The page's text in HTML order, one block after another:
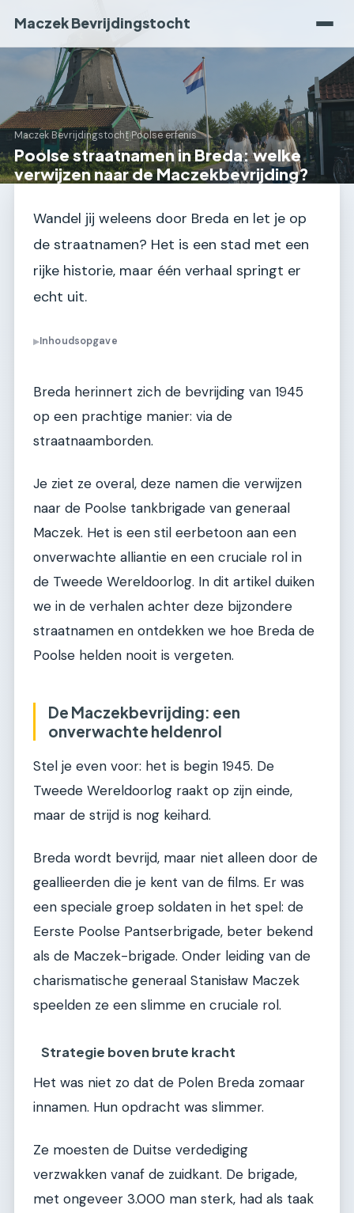
Maczek Bevrijdingstocht
Maczek Bevrijdingstocht›Poolse erfenis
Poolse straatnamen in Breda: welke
verwijzen naar de Maczekbevrijding?
Wandel jij weleens door Breda en let je op
de straatnamen? Het is een stad met een
rijke historie, maar één verhaal springt er
echt uit.
▶Inhoudsopgave
Breda herinnert zich de bevrijding van 1945
op een prachtige manier: via de
straatnaamborden.
Je ziet ze overal, deze namen die verwijzen
naar de Poolse tankbrigade van generaal
Maczek. Het is een stil eerbetoon aan een
onverwachte alliantie en een cruciale rol in
de Tweede Wereldoorlog. In dit artikel duiken
we in de verhalen achter deze bijzondere
straatnamen en ontdekken we hoe Breda de
Poolse helden nooit is vergeten.
De Maczekbevrijding: een
onverwachte heldenrol
Stel je even voor: het is begin 1945. De
Tweede Wereldoorlog raakt op zijn einde,
maar de strijd is nog keihard.
Breda wordt bevrijd, maar niet alleen door de
geallieerden die je kent van de films. Er was
een speciale groep soldaten in het spel: de
Eerste Poolse Pantserbrigade, beter bekend
als de Maczek-brigade. Onder leiding van de
charismatische generaal Stanisław Maczek
speelden ze een slimme en cruciale rol.
Strategie boven brute kracht
Het was niet zo dat de Polen Breda zomaar
innamen. Hun opdracht was slimmer.
Ze moesten de Duitse verdediging
verzwakken vanaf de zuidkant. De brigade,
met ongeveer 3.000 man sterk, had als taak